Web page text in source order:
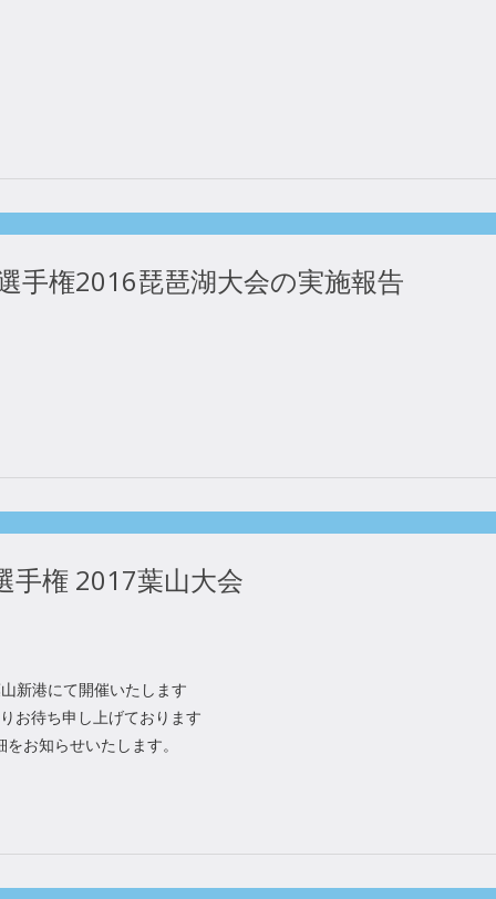
手権2016琵琶湖大会の実施報告
手権 2017葉⼭⼤会
新港にて開催いたします
お待ち申し上げております
お知らせいたします。